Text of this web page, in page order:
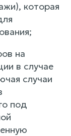
которая
на
в случае
случаи
под